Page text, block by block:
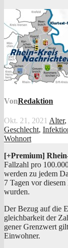
VonRedaktion
Okt. 21, 2021 Alter,
Geschlecht,
Wohnort
[+Pre­mi­um]
Fall­zahl pro
wer­den zu jedem
7 Tagen vor
wurden.
Der Bezug auf die
gleich­bar­keit der
ge­ner Grenz­wert
Einwohner.